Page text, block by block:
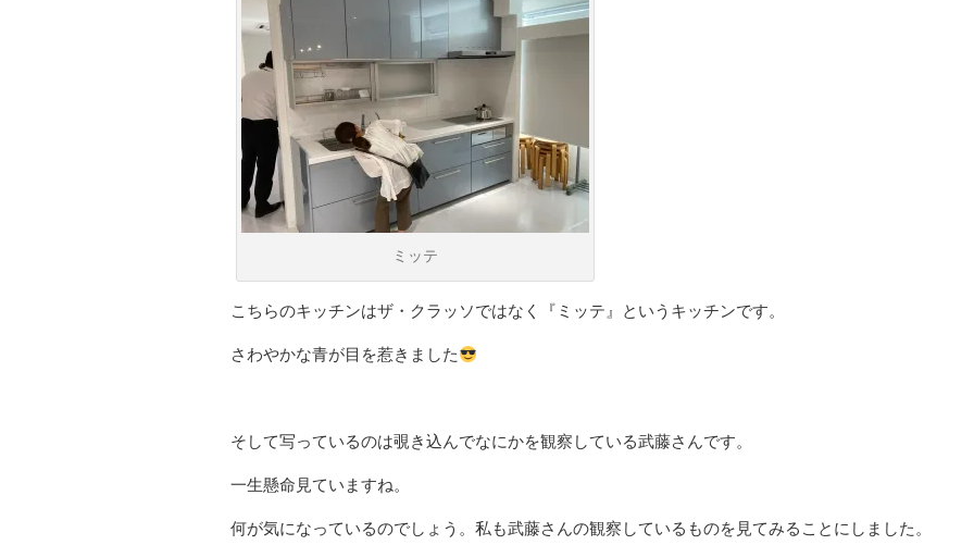
ミッテ
こちらのキッチンはザ・クラッソではなく『ミッテ』というキッチンです。
さわやかな青が目を惹きました
そして写っているのは覗き込んでなにかを観察している武藤さんです。
一生懸命見ていますね。
何が気になっているのでしょう。私も武藤さんの観察しているものを見てみることにしました。